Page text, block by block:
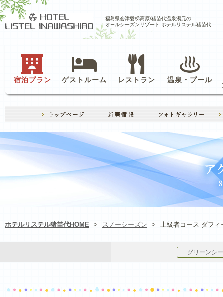
福島県会津磐梯高原/猪苗代温泉湯元の
オールシーズンリゾート ホテルリステル猪苗代
宿泊プラン ゲストルーム レストラン 温泉・プール
ホテルリステル猪苗代HOME > スノーシーズン > 上級者コース ダフィ
グリーンシ